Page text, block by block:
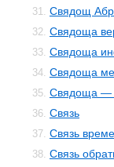
31. Свядощ
32. Свядоща
33. Свядоща
34. Свядоща
35. Свядоща —
36. Связь
37. Связь
38. Связь